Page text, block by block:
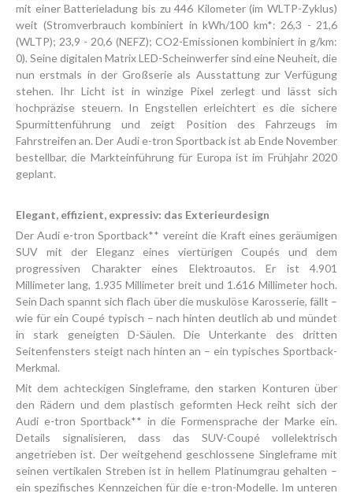
mit einer Batterieladung bis zu 446 Kilometer (im WLTP-Zyklus)
weit (Stromverbrauch kombiniert in kWh/100 km*: 26,3 - 21,6
(WLTP); 23,9 - 20,6 (NEFZ); CO2-Emissionen kombiniert in g/km:
0). Seine digitalen Matrix LED-Scheinwerfer sind eine Neuheit, die
nun erstmals in der Großserie als Ausstattung zur Verfügung
stehen. Ihr Licht ist in winzige Pixel zerlegt und lässt sich
hochpräzise steuern. In Engstellen erleichtert es die sichere
Spurmittenführung und zeigt Position des Fahrzeugs im
Fahrstreifen an. Der Audi e-tron Sportback ist ab Ende November
bestellbar, die Markteinführung für Europa ist im Frühjahr 2020
geplant.
Elegant, effizient, expressiv: das Exterieurdesign
Der Audi e-tron Sportback** vereint die Kraft eines geräumigen
SUV mit der Eleganz eines viertürigen Coupés und dem
progressiven Charakter eines Elektroautos. Er ist 4.901
Millimeter lang, 1.935 Millimeter breit und 1.616 Millimeter hoch.
Sein Dach spannt sich flach über die muskulöse Karosserie, fällt –
wie für ein Coupé typisch – nach hinten deutlich ab und mündet
in stark geneigten D-Säulen. Die Unterkante des dritten
Seitenfensters steigt nach hinten an – ein typisches Sportback-
Merkmal.
Mit dem achteckigen Singleframe, den starken Konturen über
den Rädern und dem plastisch geformten Heck reiht sich der
Audi e-tron Sportback** in die Formensprache der Marke ein.
Details signalisieren, dass das SUV-Coupé vollelektrisch
angetrieben ist. Der weitgehend geschlossene Singleframe mit
seinen vertikalen Streben ist in hellem Platinumgrau gehalten –
ein spezifisches Kennzeichen für die e-tron-Modelle. Im unteren